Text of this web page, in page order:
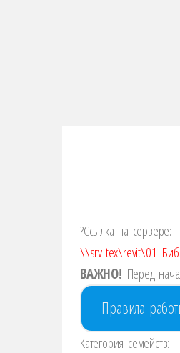
?️Ссылка на сервере:
\\srv-
ВАЖНО! Перед
Правила
Категория семейств: